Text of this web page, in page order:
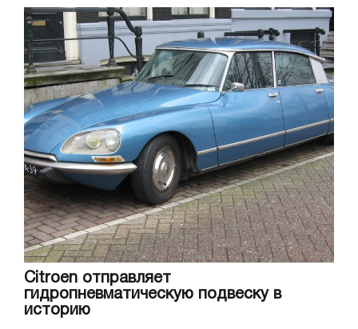
Citroen отправляет
гидропневматическую подвеску в
историю